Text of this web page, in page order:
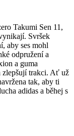
Takumi Sen 11,
Svršek
aby ses mohl
odpružení a
a guma
zlepšují trakci. Ať už
tak, aby ti
adidas a běhej s